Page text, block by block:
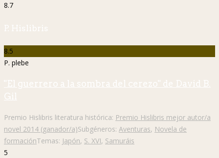
8.7
P. Hislibris
8.5
P. plebe
"El guerrero a la sombra del cerezo" de David B.
Gil
Premio Hislibris literatura histórica: Premio Hislibris mejor autor/a
novel 2014 (ganador/a)Subgéneros: Aventuras, Novela de
formaciónTemas: Japón, S. XVI, Samuráis
5